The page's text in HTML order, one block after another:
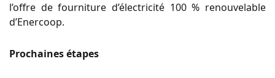
l’offre de fourniture d’électricité 100 % renouvelable
d’Enercoop.
Prochaines étapes